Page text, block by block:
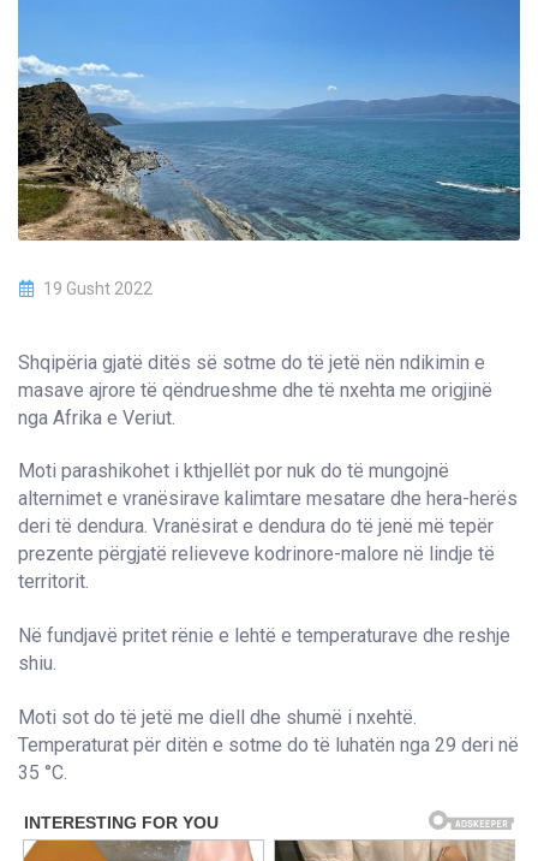
19 Gusht 2022
Shqipëria gjatë ditës së sotme do të jetë nën ndikimin e
masave ajrore të qëndrueshme dhe të nxehta me origjinë
nga Afrika e Veriut.
Moti parashikohet i kthjellët por nuk do të mungojnë
alternimet e vranësirave kalimtare mesatare dhe hera-herës
deri të dendura. Vranësirat e dendura do të jenë më tepër
prezente përgjatë relieveve kodrinore-malore në lindje të
territorit.
Në fundjavë pritet rënie e lehtë e temperaturave dhe reshje
shiu.
Moti sot do të jetë me diell dhe shumë i nxehtë.
Temperaturat për ditën e sotme do të luhatën nga 29 deri në
35 °C.